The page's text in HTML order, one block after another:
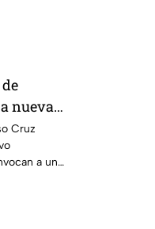
nueva
Cruz
a una